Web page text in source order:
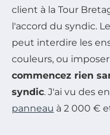
client à la Tour
l'accord du syndic.
peut interdire les
couleurs, ou
commencez rien
syndic. J'ai vu des
panneau à 2 000 €